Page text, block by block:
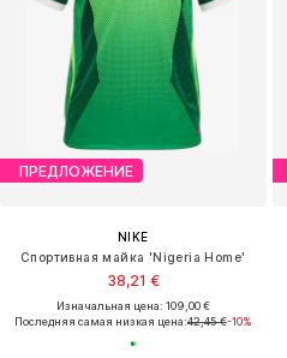
ПРЕДЛОЖЕНИЕ
NIKE
Спортивная майка 'Nigeria Home'
38,21 €
Изначальная цена: 109,00 €
Последняя самая низкая цена:42,45 €-10%